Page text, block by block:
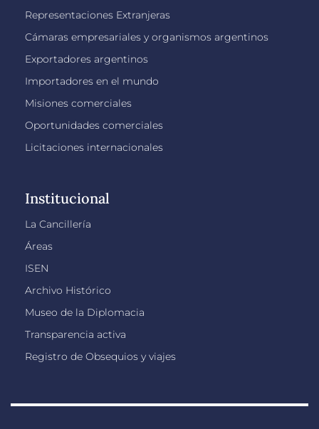
Representaciones Extranjeras
Cámaras empresariales y organismos argentinos
Exportadores argentinos
Importadores en el mundo
Misiones comerciales
Oportunidades comerciales
Licitaciones internacionales
Institucional
La Cancillería
Áreas
ISEN
Archivo Histórico
Museo de la Diplomacia
Transparencia activa
Registro de Obsequios y viajes